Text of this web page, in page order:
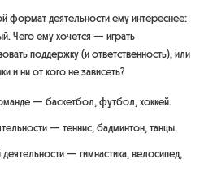
формат деятельности ему интереснее:
Чего ему хочется — играть
поддержку (и ответственность), или
и ни от кого не зависеть?
— баскетбол, футбол, хоккей.
— теннис, бадминтон, танцы.
— гимнастика, велосипед,